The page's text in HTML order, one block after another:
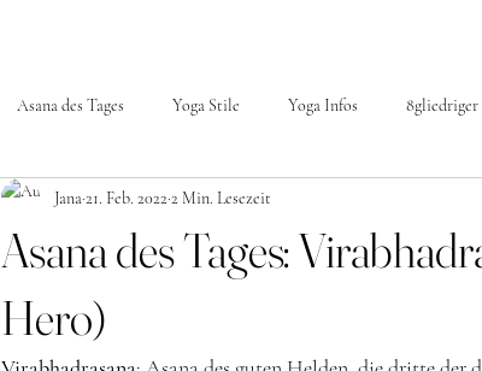
Asana des Tages Yoga Stile Yoga Infos 8gliedriger
Asana des Tages:
Hero)
Jana21. Feb. 2022 2 Min. Lesezeit